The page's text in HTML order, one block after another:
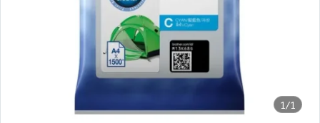
1/1